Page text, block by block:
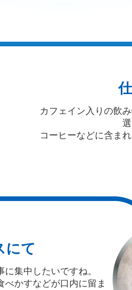
カフェイン入りの飲
コーヒーなどに含ま
にて
集中したいですね。
べかすなどが口内に留ま